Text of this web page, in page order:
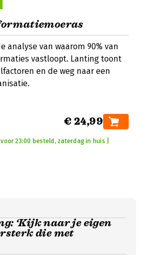
analyse van waarom 90% van
vastloopt. Lanting toont
en de weg naar een
€ 24,99
23:00 besteld, zaterdag in huis |
‘Kijk naar je eigen
die met